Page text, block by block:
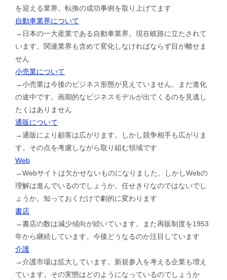
を迎える業界。転換の成功事例を取り上げてます
自動車業界について
→日本の一大産業である自動車業界。現在岐路に立たされて
います。関連業界も含めて変化しなければならず目が離せま
せん
小売業について
→小売業は今後のビジネス形態が見えていません。まだ進化
の途中です。画期的なビジネスモデルが出てくるのを見逃し
たくはありません
通販について
→通販により顧客は広がります。しかし競争相手も広がりま
す。その点を考慮しながら取り組む領域です
Web
→Webサイトは欠かせないものになりました。しかしWebの
理解は進んでいるのでしょうか。任せきりなのではないでし
ょうか。知っておくだけで劇的に変わります
書店
→書店の数は減少傾向が続いています。また再販制度を1953
年から継続しています。今後どうなるのか注目しています
介護
→介護市場は拡大しています。新規参入を考える企業も増え
ています。その実態はどのようになっているのでしょうか